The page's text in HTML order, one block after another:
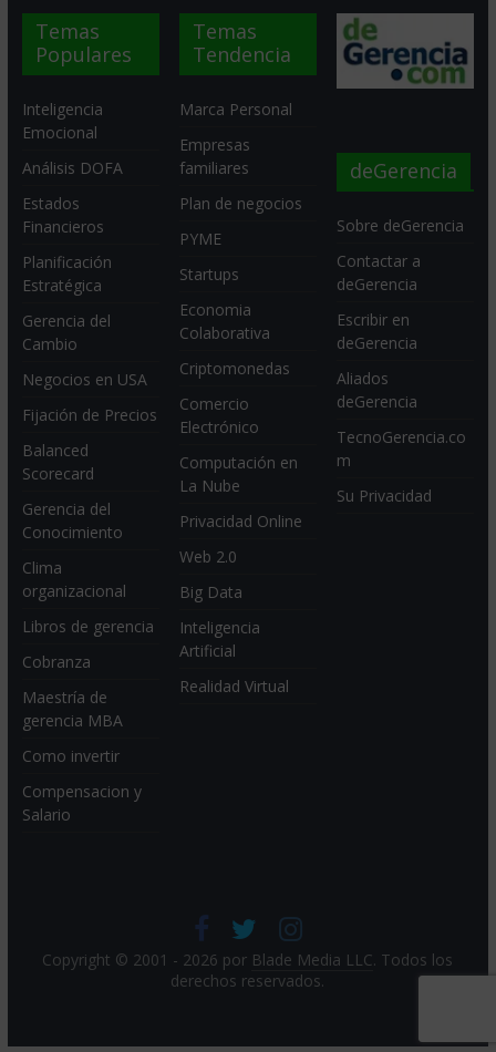
Temas
Populares
Inteligencia
Emocional
Análisis DOFA
Estados
Financieros
Planificación
Estratégica
Gerencia del
Cambio
Negocios en USA
Fijación de Precios
Balanced
Scorecard
Gerencia del
Conocimiento
Clima
organizacional
Libros de gerencia
Cobranza
Maestría de
gerencia MBA
Como invertir
Compensacion y
Salario
Temas
Tendencia
Marca Personal
Empresas
familiares
Plan de negocios
PYME
Startups
Economia
Colaborativa
Criptomonedas
Comercio
Electrónico
Computación en
La Nube
Privacidad Online
Web 2.0
Big Data
Inteligencia
Artificial
Realidad Virtual
deGerencia
Sobre deGerencia
Contactar a
deGerencia
Escribir en
deGerencia
Aliados
deGerencia
TecnoGerencia.co
m
Su Privacidad
Copyright © 2001 - 2026 por Blade Media LLC. Todos los
derechos reservados.